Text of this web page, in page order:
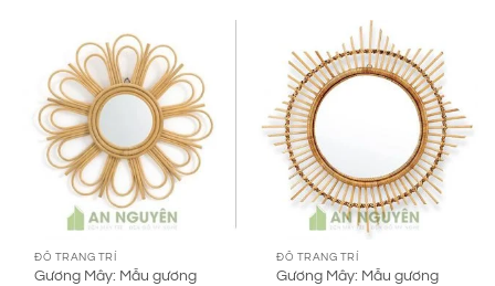
ĐỒ TRANG TRÍ
Gương Mây: Mẫu gương
ĐỒ TRANG TRÍ
Gương Mây: Mẫu gương